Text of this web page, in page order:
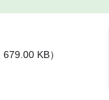
679.00 KB）